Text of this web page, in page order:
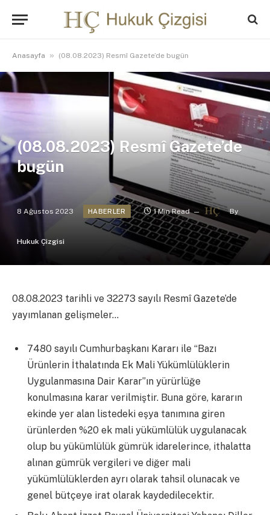
Anasayfa » (08.08.2023) Resmî Gazete’de bugün
(08.08.2023) Resmî Gazete’de
bugün
8 Ağustos 2023 HABERLER 1 Min Read By
Hukuk Çizgisi
08.08.2023 tarihli ve 32273 sayılı Resmî Gazete’de
yayımlanan gelişmeler…
7480 sayılı Cumhurbaşkanı Kararı ile “Bazı
Ürünlerin İthalatında Ek Mali Yükümlülüklerin
Uygulanmasına Dair Karar”ın yürürlüğe
konulmasına karar verilmiştir. Buna göre, kararın
ekinde yer alan listedeki eşya tanımına giren
ürünlerden %20 ek mali yükümlülük uygulanacak
olup bu yükümlülük gümrük idarelerince, ithalatta
alınan gümrük vergileri ve diğer mali
yükümlülüklerden ayrı olarak tahsil olunacak ve
genel bütçeye irat olarak kaydedilecektir.